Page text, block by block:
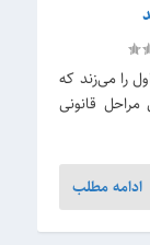
را می‌زند که
قانونی
ادامه مطلب